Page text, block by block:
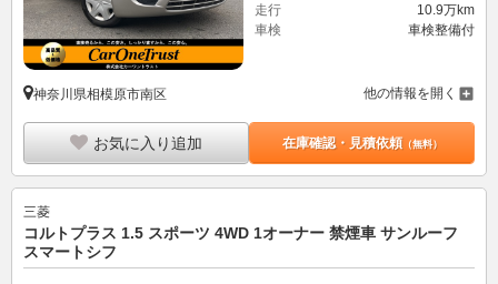
走行
10.9万km
車検
車検整備付
神奈川県相模原市南区 他の情報を開く
お気に入り追加 在庫確認・見積依頼（無料）
三菱
コルトプラス 1.5 スポーツ 4WD 1オーナー 禁煙車 サンルーフ
スマートシフ